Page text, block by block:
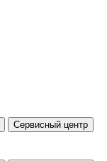
Сервисный центр